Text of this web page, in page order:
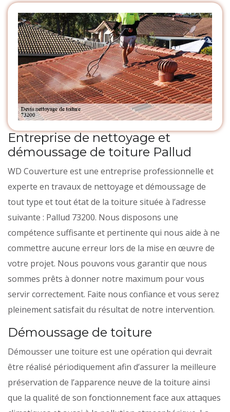
Entreprise de nettoyage et
démoussage de toiture Pallud
WD Couverture est une entreprise professionnelle et
experte en travaux de nettoyage et démoussage de
tout type et tout état de la toiture située à l’adresse
suivante : Pallud 73200. Nous disposons une
compétence suffisante et pertinente qui nous aide à ne
commettre aucune erreur lors de la mise en œuvre de
votre projet. Nous pouvons vous garantir que nous
sommes prêts à donner notre maximum pour vous
servir correctement. Faite nous confiance et vous serez
pleinement satisfait du résultat de notre intervention.
Démoussage de toiture
Démousser une toiture est une opération qui devrait
être réalisé périodiquement afin d’assurer la meilleure
préservation de l’apparence neuve de la toiture ainsi
que la qualité de son fonctionnement face aux attaques